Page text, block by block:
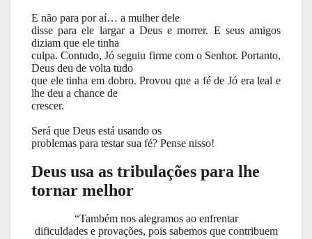
E não para por aí… a mulher dele
disse para ele largar a Deus e morrer. E seus amigos
diziam que ele tinha
culpa. Contudo, Jó seguiu firme com o Senhor. Portanto,
Deus deu de volta tudo
que ele tinha em dobro. Provou que a fé de Jó era leal e
lhe deu a chance de
crescer.
Será que Deus está usando os
problemas para testar sua fé? Pense nisso!
Deus usa as tribulações para lhe
tornar melhor
“Também nos alegramos ao enfrentar
dificuldades e provações, pois sabemos que contribuem